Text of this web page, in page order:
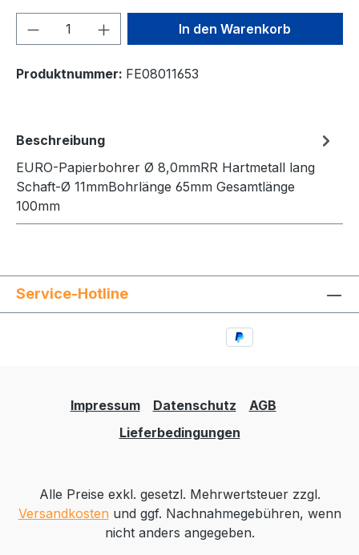
Produkt Anzahl: Gib denIn den Warenkorb
Produktnummer: FE08011653
Beschreibung
EURO-Papierbohrer Ø 8,0mmRR Hartmetall lang
Schaft-Ø 11mmBohrlänge 65mm Gesamtlänge
100mm
Service-Hotline
Impressum Datenschutz
AGB
Lieferbedingungen
Alle Preise exkl. gesetzl. Mehrwertsteuer zzgl.
Versandkosten und ggf. Nachnahmegebühren, wenn
nicht anders angegeben.